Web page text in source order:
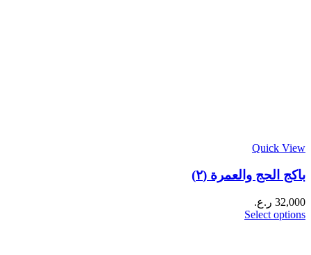
Quick View
باكج الحج والعمرة (٢)
32,000 ر.ع.
Select options